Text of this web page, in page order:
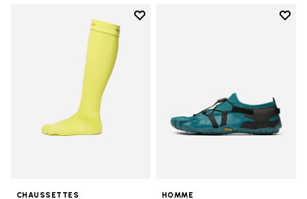
Add to wishlist
CHAUSSETTES
Add
HOMME